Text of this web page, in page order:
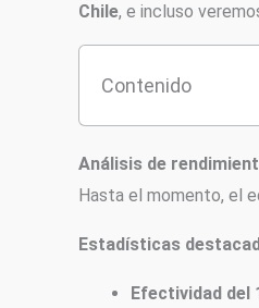
Chile, e incluso
Contenido
Análisis de
Hasta el momento, el
Estadísticas
Efectividad del